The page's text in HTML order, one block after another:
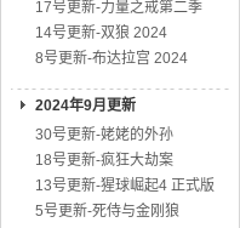
17号更新-力量之戒第二季
14号更新-双狼 2024
8号更新-布达拉宫 2024
2024年9月更新
30号更新-姥姥的外孙
18号更新-疯狂大劫案
13号更新-猩球崛起4 正式版
5号更新-死侍与金刚狼